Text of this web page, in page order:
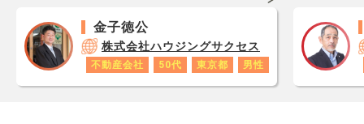
が1
です
あり
ロ
てみたいです。 特に、地震
に強く、水害や液状化の危険
が少ないエリアが知りたいで
年後
り、
移に
金子徳公
株式会社ハウジングサクセス
不動産会社 50代 東京都 男性